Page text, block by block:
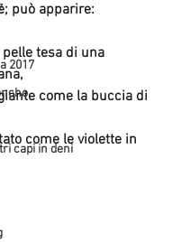
2017
capi in deni
può apparire:
tesa di una
come la buccia di
come le violette in